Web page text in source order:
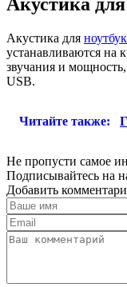
Акустика
Акустика для
устанавливаются на
звучания и
USB.
Читайте также:
Не пропусти самое
Подписывайтесь на
Добавить